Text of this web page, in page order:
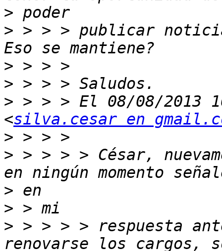
>
> > > > publicar
>
>
> > > > El 08/08/2013
<silva.cesar en
>
> > > > > César,
>
>
> > > > > respuesta